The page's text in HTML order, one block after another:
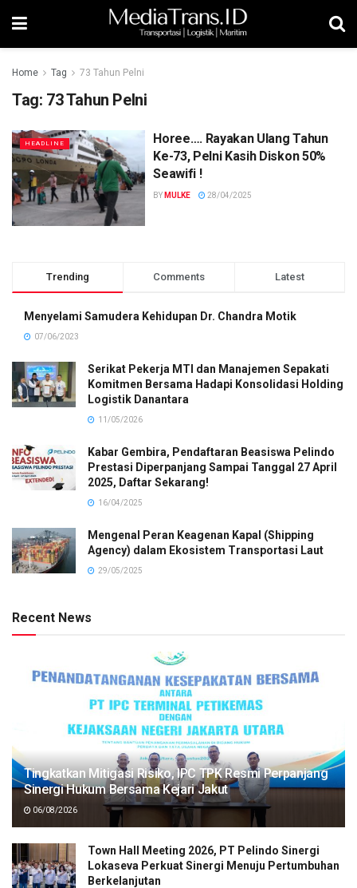
Home Tag 73 Tahun Pelni
Tag: 73 Tahun Pelni
HEADLINE
Horee…. Rayakan Ulang Tahun
Ke-73, Pelni Kasih Diskon 50%
Seawifi !
BY MULKE 28/04/2025
Trending Comments Latest
Menyelami Samudera Kehidupan Dr. Chandra Motik
07/06/2023
Serikat Pekerja MTI dan Manajemen Sepakati
Komitmen Bersama Hadapi Konsolidasi Holding
Logistik Danantara
11/05/2026
Kabar Gembira, Pendaftaran Beasiswa Pelindo
Prestasi Diperpanjang Sampai Tanggal 27 April
2025, Daftar Sekarang!
16/04/2025
Mengenal Peran Keagenan Kapal (Shipping
Agency) dalam Ekosistem Transportasi Laut
29/05/2025
Recent News
Tingkatkan Mitigasi Risiko, IPC TPK Resmi Perpanjang
Sinergi Hukum Bersama Kejari Jakut
06/08/2026
Town Hall Meeting 2026, PT Pelindo Sinergi
Lokaseva Perkuat Sinergi Menuju Pertumbuhan
Berkelanjutan